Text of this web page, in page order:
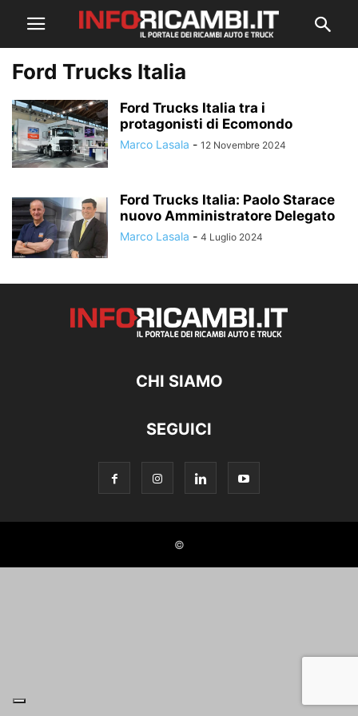
Ford Trucks Italia
Ford Trucks Italia tra i
protagonisti di Ecomondo
Marco Lasala - 12 Novembre 2024
Ford Trucks Italia: Paolo Starace
nuovo Amministratore Delegato
Marco Lasala - 4 Luglio 2024
CHI SIAMO
SEGUICI
©